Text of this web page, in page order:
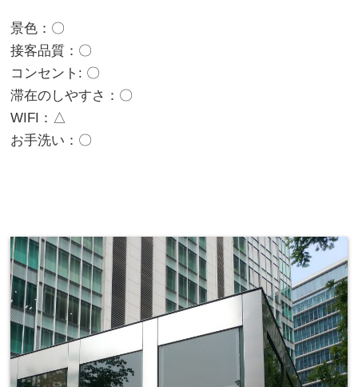
景色：〇
接客品質：〇
コンセント: 〇
滞在のしやすさ：〇
WIFI：△
お手洗い：〇